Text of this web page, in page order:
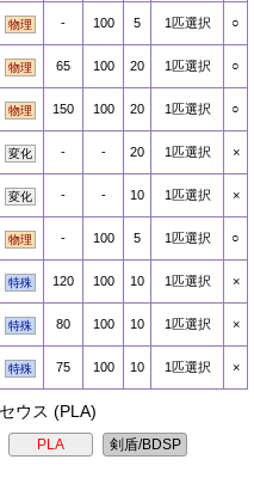
物理 - 100 5 1匹選択 ○
物理 65 100 20 1匹選択 ○
物理 150 100 20 1匹選択 ○
変化 - - 20 1匹選択 ×
変化 - - 10 1匹選択 ×
物理 - 100 5 1匹選択 ○
特殊 120 100 10 1匹選択 ×
特殊 80 100 10 1匹選択 ×
特殊 75 100 10 1匹選択 ×
ウス (PLA)